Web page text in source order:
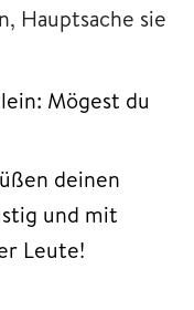
Hauptsache sie
Mögest du
deinen
und mit
Leute!